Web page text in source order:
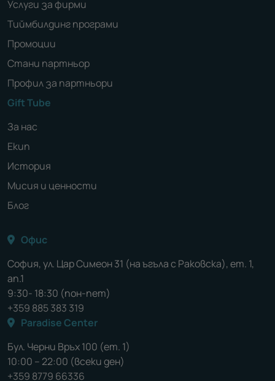
Услуги за фирми
Тиймбилдинг програми
Промоции
Стани партньор
Профил за партньори
Gift Tube
За нас
Екип
История
Мисия и ценности
Блог
Офис
София, ул. Цар Симеон 31 (на ъгъла с Раковска), ет. 1,
ап.1
9:30- 18:30 (пон-пет)
+359 885 383 319
Paradise Center
Бул. Черни Връх 100 (ет. 1)
10:00 – 22:00 (всеки ден)
+359 8779 66336